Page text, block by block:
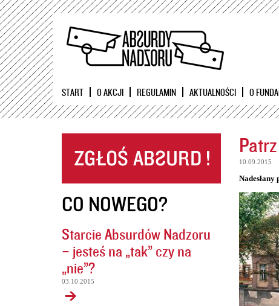
START O AKCJI REGULAMIN AKTUALNOŚCI O
CO NOWEGO?
Starcie Absurdów Nadzoru
– jesteś na „tak” czy na
„nie”?
03.10.2015
10.09.2015
Nadesłany